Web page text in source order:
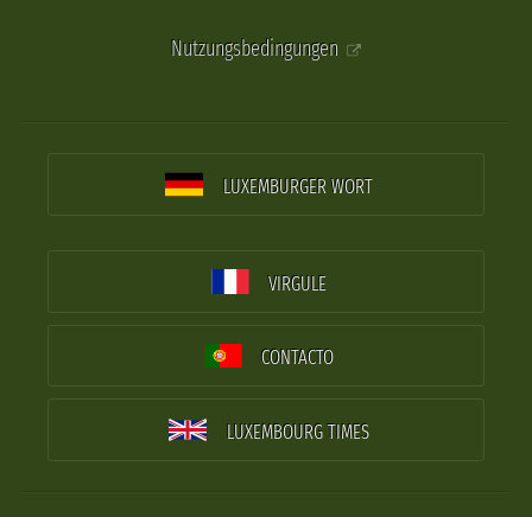
Nutzungsbedingungen
LUXEMBURGER WORT
VIRGULE
CONTACTO
LUXEMBOURG TIMES